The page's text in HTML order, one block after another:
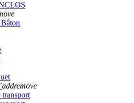
addremove
transport